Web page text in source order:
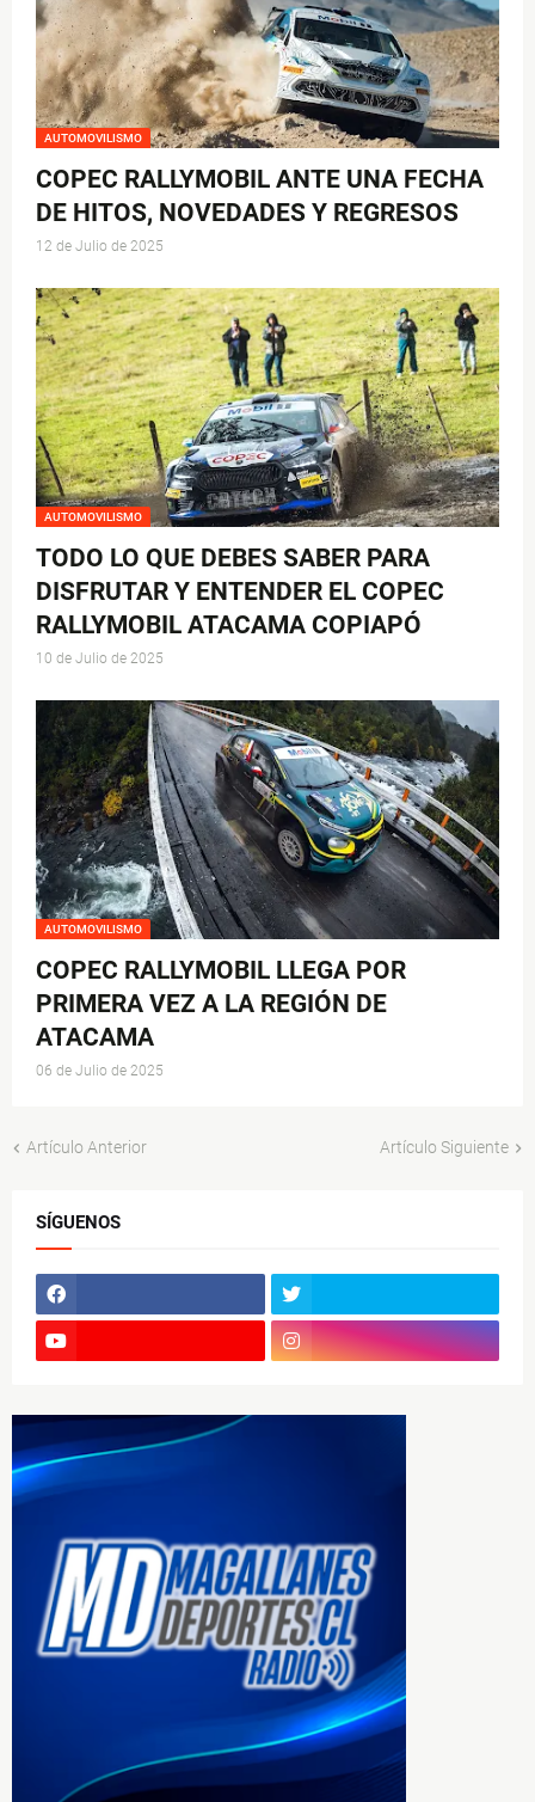
AUTOMOVILISMO
COPEC RALLYMOBIL ANTE UNA FECHA
DE HITOS, NOVEDADES Y REGRESOS
12 de Julio de 2025
AUTOMOVILISMO
TODO LO QUE DEBES SABER PARA
DISFRUTAR Y ENTENDER EL COPEC
RALLYMOBIL ATACAMA COPIAPÓ
10 de Julio de 2025
AUTOMOVILISMO
COPEC RALLYMOBIL LLEGA POR
PRIMERA VEZ A LA REGIÓN DE
ATACAMA
06 de Julio de 2025
Artículo Anterior Artículo Siguiente
SÍGUENOS